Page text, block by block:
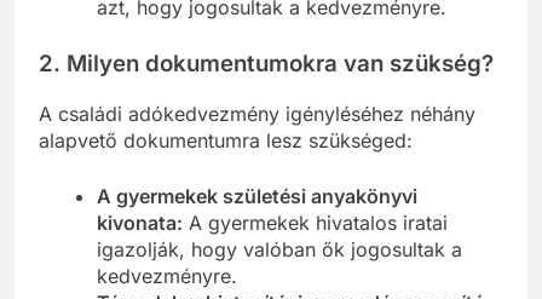
azt, hogy jogosultak a kedvezményre.
2. Milyen dokumentumokra van szükség?
A családi adókedvezmény igényléséhez néhány
alapvető dokumentumra lesz szükséged:
A gyermekek születési anyakönyvi
kivonata: A gyermekek hivatalos iratai
igazolják, hogy valóban ők jogosultak a
kedvezményre.